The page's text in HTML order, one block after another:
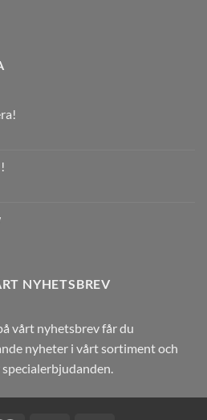
NYHETSBREV
vårt nyhetsbrev får du
nyheter i vårt sortiment och